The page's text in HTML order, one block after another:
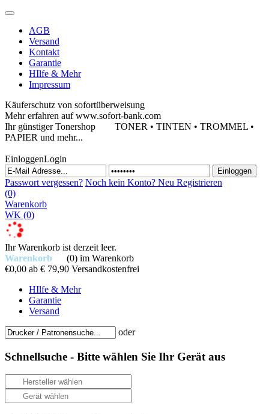
AGB
Versand
Kontakt
Garantie
HIlfe & Mehr
Impressum
Käuferschutz von sofortüberweisung
Mehr erfahren auf www.sofort-bank.com
Ihr günstiger Tonershop TONER • TINTEN • TROMMEL •
PAPIER und mehr...
EinloggenLogin
Passwort vergessen? Noch kein Konto? Neu Registrieren
(0)
Warenkorb
WK (0)
Ihr Warenkorb ist derzeit leer.
Warenkorb
(0) im Warenkorb
€0,00 ab € 79,90 Versandkostenfrei
HIlfe & Mehr
Garantie
Versand
oder
Schnellsuche - Bitte wählen Sie Ihr Gerät aus